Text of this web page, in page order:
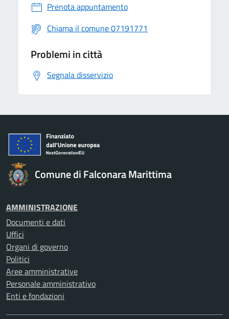
Prenota appuntamento
Chiama il comune 07191771
Problemi in città
Segnala disservizio
Comune di Falconara Marittima
AMMINISTRAZIONE
Documenti e dati
Uffici
Organi di governo
Politici
Aree amministrative
Personale amministrativo
Enti e fondazioni